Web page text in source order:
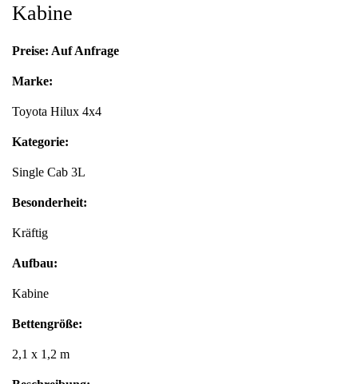
Kabine
Preise: Auf Anfrage
Marke:
Toyota Hilux 4x4
Kategorie:
Single Cab 3L
Besonderheit:
Kräftig
Aufbau:
Kabine
Bettengröße:
2,1 x 1,2 m